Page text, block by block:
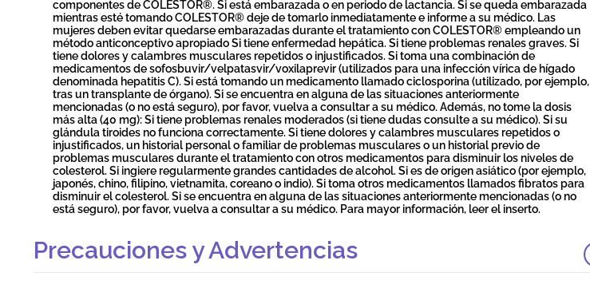
componentes de COLESTOR®. Si está embarazada o en periodo de lactancia. Si se queda embarazada
mientras esté tomando COLESTOR® deje de tomarlo inmediatamente e informe a su médico. Las
mujeres deben evitar quedarse embarazadas durante el tratamiento con COLESTOR® empleando un
método anticonceptivo apropiado Si tiene enfermedad hepática. Si tiene problemas renales graves. Si
tiene dolores y calambres musculares repetidos o injustificados. Si toma una combinación de
medicamentos de sofosbuvir/velpatasvir/voxilaprevir (utilizados para una infección vírica de hígado
denominada hepatitis C). Si está tomando un medicamento llamado ciclosporina (utilizado, por ejemplo,
tras un transplante de órgano). Si se encuentra en alguna de las situaciones anteriormente
mencionadas (o no está seguro), por favor, vuelva a consultar a su médico. Además, no tome la dosis
más alta (40 mg): Si tiene problemas renales moderados (si tiene dudas consulte a su médico). Si su
glándula tiroides no funciona correctamente. Si tiene dolores y calambres musculares repetidos o
injustificados, un historial personal o familiar de problemas musculares o un historial previo de
problemas musculares durante el tratamiento con otros medicamentos para disminuir los niveles de
colesterol. Si ingiere regularmente grandes cantidades de alcohol. Si es de origen asiático (por ejemplo,
japonés, chino, filipino, vietnamita, coreano o indio). Si toma otros medicamentos llamados fibratos para
disminuir el colesterol. Si se encuentra en alguna de las situaciones anteriormente mencionadas (o no
está seguro), por favor, vuelva a consultar a su médico. Para mayor información, leer el inserto.
Precauciones y Advertencias